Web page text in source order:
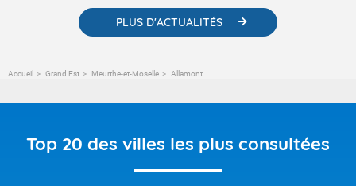
PLUS D'ACTUALITÉS
Accueil Grand Est Meurthe-et-Moselle Allamont
Top 20 des villes les plus consultées